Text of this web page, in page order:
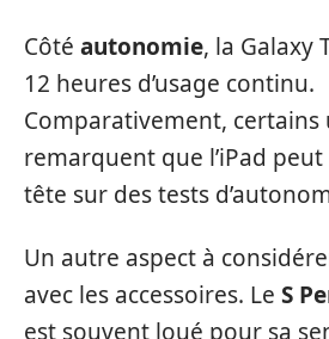
Côté autonomie, la Galaxy
12 heures d’usage continu.
Comparativement,
remarquent que l’iPad
tête sur des tests
Un autre aspect à
avec les accessoires. Le S
est souvent loué pour sa